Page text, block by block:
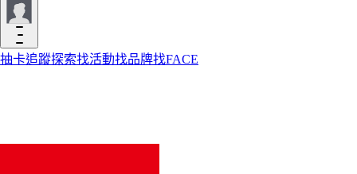
抽卡追蹤探索找活動找品牌找FACE